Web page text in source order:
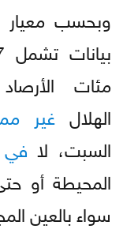
وبحسب معيار
مئات
الهلال غير
السبت، لا في
المحيطة أو
سواء بالعين